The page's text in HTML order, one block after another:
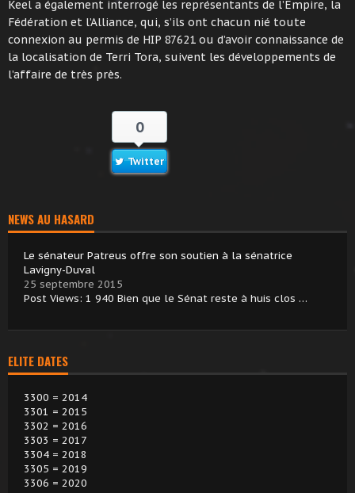
Keel a également interrogé les représentants de l’Empire, la
Fédération et l’Alliance, qui, s’ils ont chacun nié toute
connexion au permis de HIP 87621 ou d’avoir connaissance de
la localisation de Terri Tora, suivent les développements de
l’affaire de très près.
0
Twitter
NEWS AU HASARD
Le sénateur Patreus offre son soutien à la sénatrice
Lavigny-Duval
25 septembre 2015
Post Views: 1 940 Bien que le Sénat reste à huis clos …
ELITE DATES
3300 = 2014
3301 = 2015
3302 = 2016
3303 = 2017
3304 = 2018
3305 = 2019
3306 = 2020